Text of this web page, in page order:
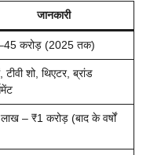
जानकारी
करोड़ (2025 तक)
टीवी शो, थिएटर, ब्रांड
– ₹1 करोड़ (बाद के वर्षों